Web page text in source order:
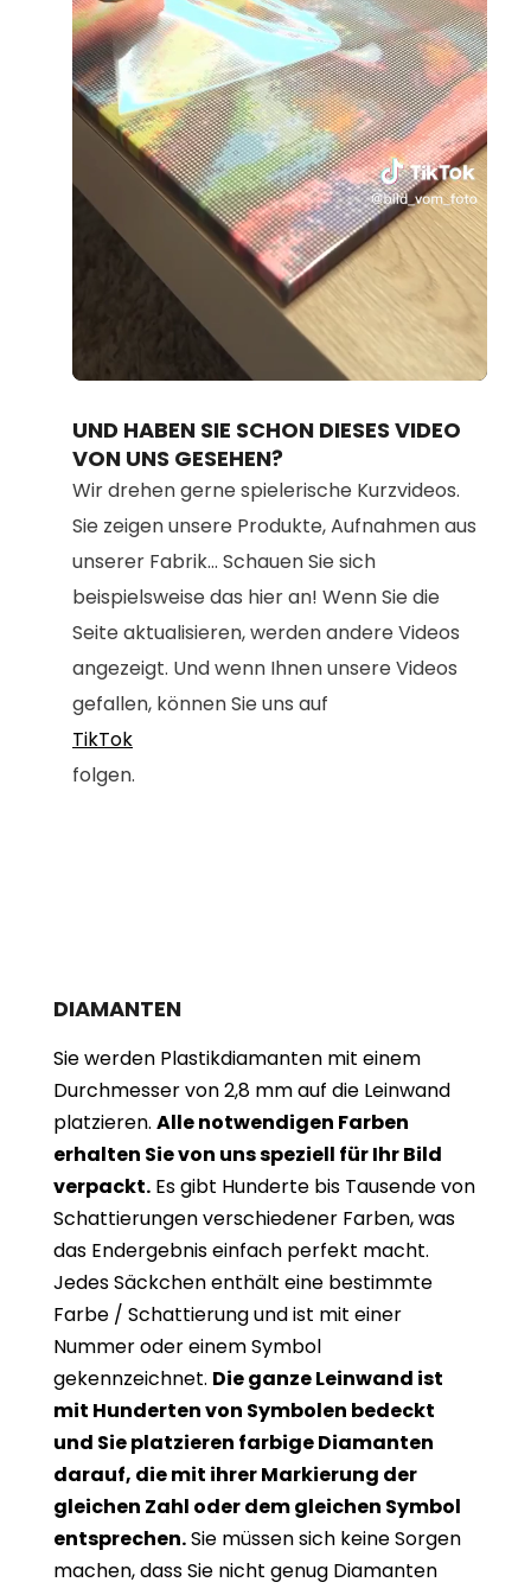
95.21%
UND HABEN SIE SCHON DIESES VIDEO
VON UNS GESEHEN?
Wir drehen gerne spielerische Kurzvideos.
Sie zeigen unsere Produkte, Aufnahmen aus
unserer Fabrik... Schauen Sie sich
beispielsweise das hier an! Wenn Sie die
Seite aktualisieren, werden andere Videos
angezeigt. Und wenn Ihnen unsere Videos
gefallen, können Sie uns auf
TikTok
folgen.
DIAMANTEN
Sie werden Plastikdiamanten mit einem
Durchmesser von 2,8 mm auf die Leinwand
platzieren. Alle notwendigen Farben
erhalten Sie von uns speziell für Ihr Bild
verpackt. Es gibt Hunderte bis Tausende von
Schattierungen verschiedener Farben, was
das Endergebnis einfach perfekt macht.
Jedes Säckchen enthält eine bestimmte
Farbe / Schattierung und ist mit einer
Nummer oder einem Symbol
gekennzeichnet. Die ganze Leinwand ist
mit Hunderten von Symbolen bedeckt
und Sie platzieren farbige Diamanten
darauf, die mit ihrer Markierung der
gleichen Zahl oder dem gleichen Symbol
entsprechen.Sie müssen sich keine Sorgen
machen, dass Sie nicht genug Diamanten